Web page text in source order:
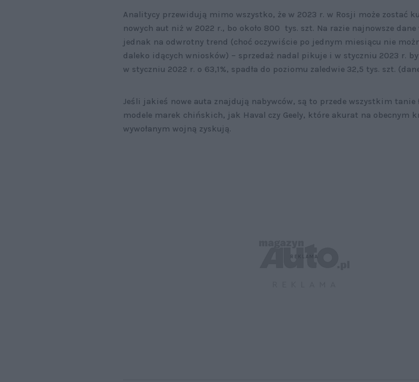
Analitycy przewidują mimo wszystko, że w 2023 r. w Rosji może zostać
nowych aut niż w 2022 r., bo około 800 tys. szt. Na razie najnowsze dane
jednak na odwrotny trend (choć oczywiście po jednym miesiącu nie
daleko idących wniosków) – sprzedaż nadal pikuje i w styczniu 2023 r.
w styczniu 2022 r. o 63,1%, spadła do poziomu zaledwie 32,5 tys. szt.
Jeśli jakieś nowe auta znajdują nabywców, są to przede wszystkim tanie
modele marek chińskich, jak Haval czy Geely, które akurat na obecnym
wywołanym wojną zyskują.